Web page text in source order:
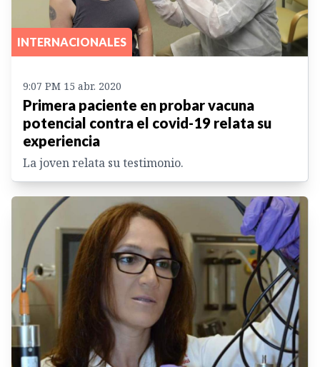
INTERNACIONALES
9:07 PM 15 abr. 2020
Primera paciente en probar vacuna
potencial contra el covid-19 relata su
experiencia
La joven relata su testimonio.